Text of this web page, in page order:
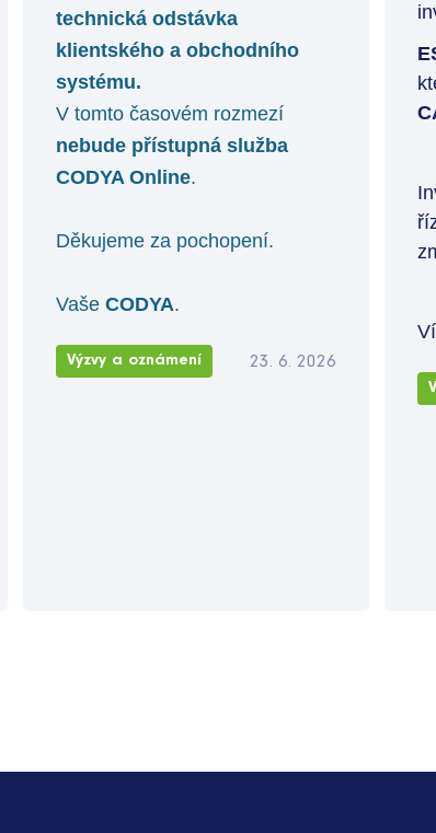
technická odstávka
klientského a obchodního
systému.
V tomto časovém rozmezí
nebude přístupná služba
CODYA Online.
Děkujeme za pochopení.
VašeCODYA.
Výzvy a oznámení 23. 6. 2026